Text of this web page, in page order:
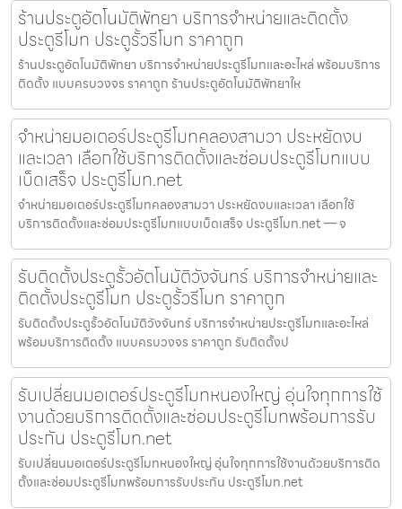
ร้านประตูอัตโนมัติพัทยา บริการจำหน่ายและติดตั้ง
ประตูรีโมท ประตูรั้วรีโมท ราคาถูก
ร้านประตูอัตโนมัติพัทยา บริการจำหน่ายประตูรีโมทและอะไหล่ พร้อมบริการ
ติดตั้ง แบบครบวงจร ราคาถูก ร้านประตูอัตโนมัติพัทยาให
จำหน่ายมอเตอร์ประตูรีโมทคลองสามวา ประหยัดงบ
และเวลา เลือกใช้บริการติดตั้งและซ่อมประตูรีโมทแบบ
เบ็ดเสร็จ ประตูรีโมท.net
จำหน่ายมอเตอร์ประตูรีโมทคลองสามวา ประหยัดงบและเวลา เลือกใช้
บริการติดตั้งและซ่อมประตูรีโมทแบบเบ็ดเสร็จ ประตูรีโมท.net — จ
รับติดตั้งประตูรั้วอัตโนมัติวังจันทร์ บริการจำหน่ายและ
ติดตั้งประตูรีโมท ประตูรั้วรีโมท ราคาถูก
รับติดตั้งประตูรั้วอัตโนมัติวังจันทร์ บริการจำหน่ายประตูรีโมทและอะไหล่
พร้อมบริการติดตั้ง แบบครบวงจร ราคาถูก รับติดตั้งป
รับเปลี่ยนมอเตอร์ประตูรีโมทหนองใหญ่ อุ่นใจทุกการใช้
งานด้วยบริการติดตั้งและซ่อมประตูรีโมทพร้อมการรับ
ประกัน ประตูรีโมท.net
รับเปลี่ยนมอเตอร์ประตูรีโมทหนองใหญ่ อุ่นใจทุกการใช้งานด้วยบริการติด
ตั้งและซ่อมประตูรีโมทพร้อมการรับประกัน ประตูรีโมท.net